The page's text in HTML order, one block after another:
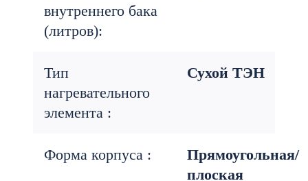
внутреннего бака
(литров):
Тип
нагревательного
элемента :
Сухой ТЭН
Форма корпуса :
Прямоугольная/
плоская